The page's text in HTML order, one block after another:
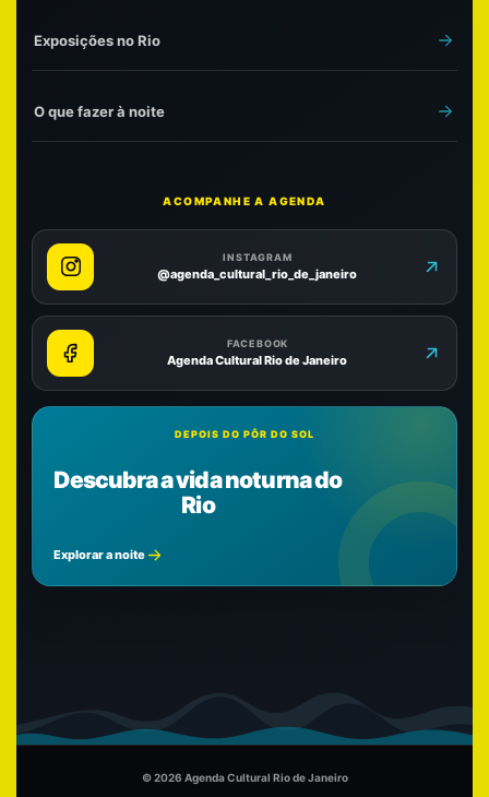
Exposições no Rio
O que fazer à noite
ACOMPANHE A AGENDA
INSTAGRAM
@agenda_cultural_rio_de_janeiro
FACEBOOK
Agenda Cultural Rio de Janeiro
DEPOIS DO PÔR DO SOL
Descubra a vida noturna do
Rio
Explorar a noite
© 2026 Agenda Cultural Rio de Janeiro